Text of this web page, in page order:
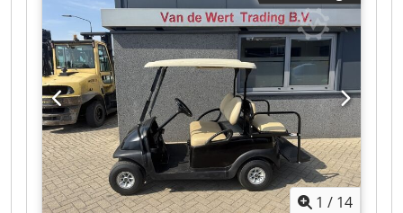
Ummantelung für ruhigen Lauf und zwei
Bremsen für sicheren Stand. Technische Daten:
Variable Breite: 300 - 1250 mm Fachtiefe: 1395
mm Fachabstand: 120 mm Anzahl Fächer: 10
Max. Beladung gesamt: 500 kg Max. Beladung
pro Fach: 50 kg Räder: PA mit PU-Ummantelung
Raddimension: Ø125 x 40 mm Räder mit Bremse:
2 Stück Nettogewicht: 102 kg Bruttogewicht: 107
kg Verpackungsmaße: 1800 x 325 x 300
1 / 14